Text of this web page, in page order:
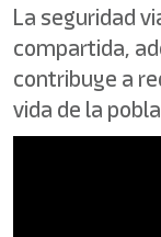
La seguridad
compartida,
contribuye a
vida de la